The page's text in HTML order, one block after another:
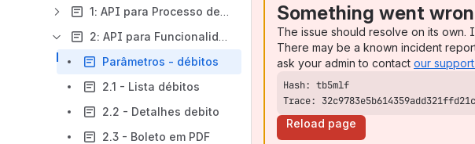
1: API para Processo de Acesso
2: API para Funcionalidade Débitos (boletos)
Parâmetros - débitos
2.1 - Lista débitos
2.2 - Detalhes debito
2.3 - Boleto em PDF
Something went
The issue should resolve on its own.
There may be a known incident
ask your admin to contact our
Trace:
Reload page